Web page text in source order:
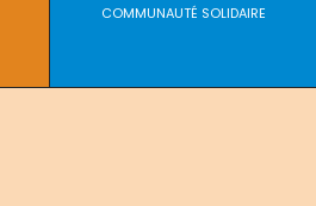
COMMUNAUTÉ SOLIDAIRE